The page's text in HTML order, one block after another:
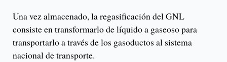
Una vez almacenado, la regasificación del GNL
consiste en transformarlo de líquido a gaseoso para
transportarlo a través de los gasoductos al sistema
nacional de transporte.